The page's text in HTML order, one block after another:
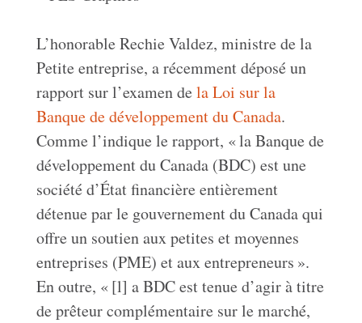
L’honorable Rechie Valdez, ministre de la
Petite entreprise, a récemment déposé un
rapport sur l’examen dela Loi sur la
Banque de développement du Canada.
Comme l’indique le rapport, « la Banque de
développement du Canada (BDC) est une
société d’État financière entièrement
détenue par le gouvernement du Canada qui
offre un soutien aux petites et moyennes
entreprises (PME) et aux entrepreneurs ».
En outre, « [l] a BDC est tenue d’agir à titre
de prêteur complémentaire sur le marché,